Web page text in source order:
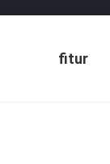
fitur